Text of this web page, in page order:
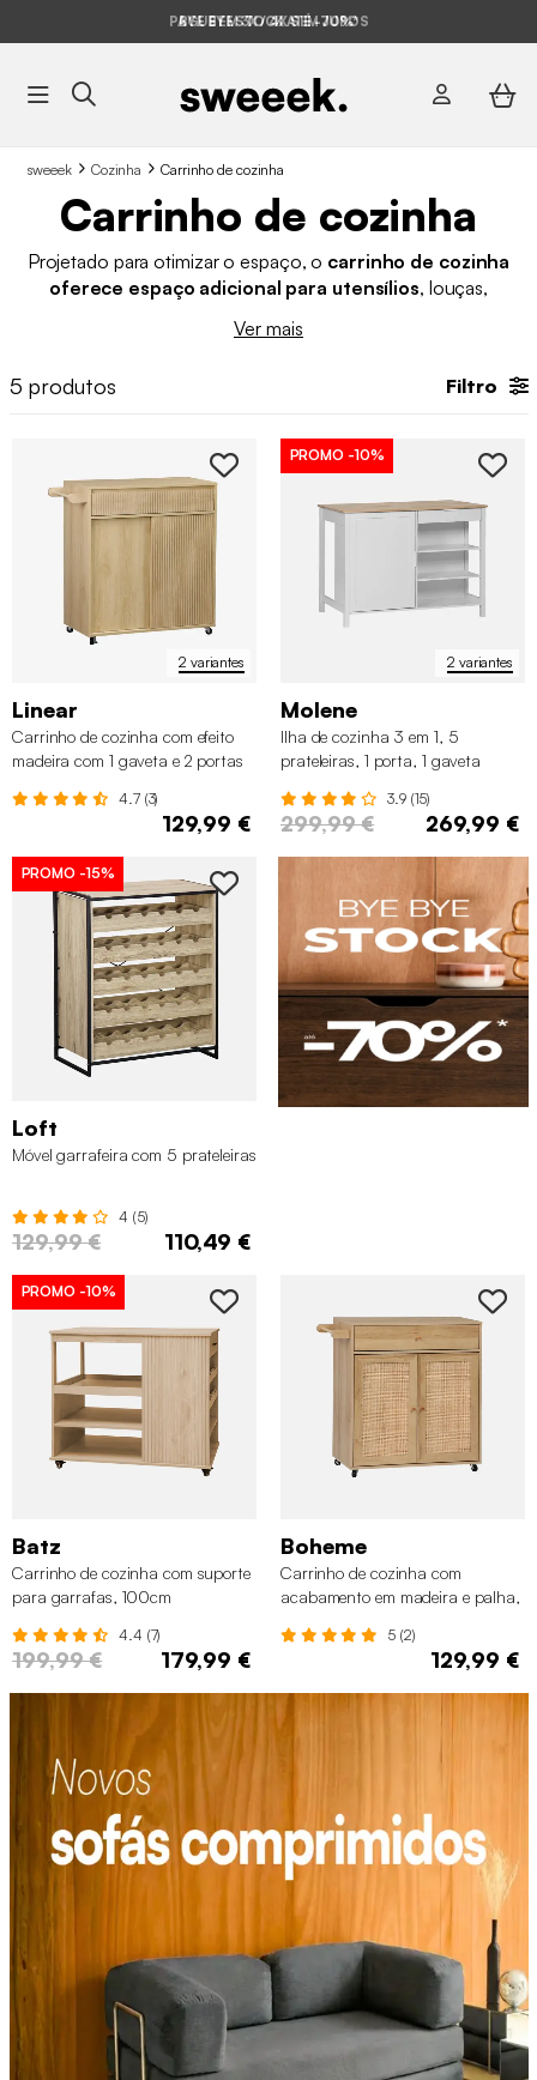
BYE BYE STOCK ATÉ -70%*
PAGUE EM 3X / 4X SEM JUROS
sweeek Cozinha Carrinho de cozinha
Carrinho de cozinha
Projetado para otimizar o espaço, o carrinho de cozinha
oferece espaço adicional para utensílios, louças,
móvel auxiliar de cozinha perfeito para a sua casa, sendo
funcionalidade de que você precisa. Para melhorar a estética
acessórios decorativos.
Ver mais
5 produtos Filtro
2 variantes
Linear
Carrinho de cozinha com efeito
madeira com 1 gaveta e 2 portas
4.7 (3)
129,99 €
2 variantes
PROMO -10%
Molene
Ilha de cozinha 3 em 1, 5
prateleiras, 1 porta, 1 gaveta
3.9 (15)
299,99 € 269,99 €
PROMO -15%
Loft
Móvel garrafeira com 5 prateleiras
4 (5)
129,99 € 110,49 €
PROMO -10%
Batz
Carrinho de cozinha com suporte
para garrafas, 100cm
4.4 (7)
199,99 € 179,99 €
Boheme
Carrinho de cozinha com
acabamento em madeira e palha,
5 (2)
129,99 €